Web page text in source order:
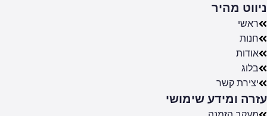
ניווט מהיר
ראשי
חנות
אודות
בלוג
יצירת קשר
עזרה ומידע שימושי